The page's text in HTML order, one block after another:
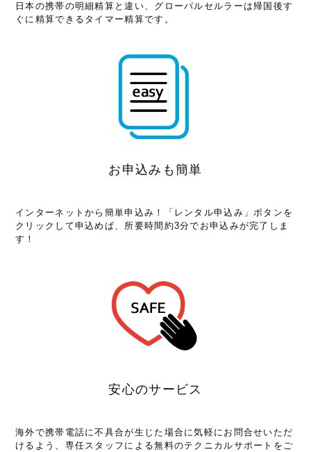
日本の携帯の明細精算と違い、グローバルセルラーは帰国後す
ぐに精算できるタイマー精算です。
お申込みも簡単
インターネットから簡単申込み！「レンタル申込み」ボタンを
クリックして申込めば、所要時間約3分でお申込みが完了しま
す！
安心のサービス
海外で携帯電話に不具合が生じた場合に気軽にお問合せいただ
けるよう、専任スタッフによる無料のテクニカルサポートをご